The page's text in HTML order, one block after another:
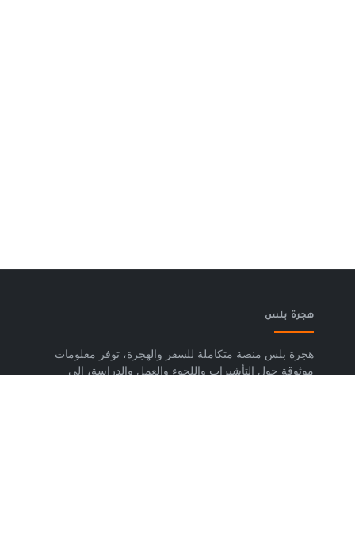
هجرة بلس
هجرة بلس منصة متكاملة للسفر والهجرة، توفر معلومات
موثوقة حول التأشيرات واللجوء والعمل والدراسة، إلى